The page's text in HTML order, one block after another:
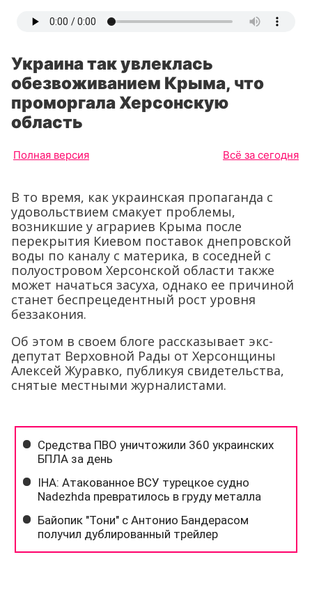
Украина так увлеклась
обезвоживанием Крыма, что
проморгала Херсонскую
область
Полная версия Всё за сегодня
В то время, как украинская пропаганда с
удовольствием смакует проблемы,
возникшие у аграриев Крыма после
перекрытия Киевом поставок днепровской
воды по каналу с материка, в соседней с
полуостровом Херсонской области также
может начаться засуха, однако ее причиной
станет беспрецедентный рост уровня
беззакония.
Об этом в своем блоге рассказывает экс-
депутат Верховной Рады от Херсонщины
Алексей Журавко, публикуя свидетельства,
снятые местными журналистами.